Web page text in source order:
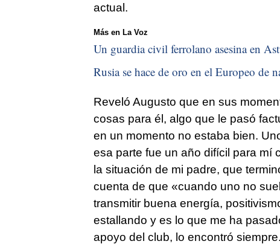
actual.
Más en La Voz
Un guardia civil ferrolano asesina en
Rusia se hace de oro en el Europeo de
Reveló Augusto que en sus
cosas para él, algo que le pasó
en un momento no estaba bien.
esa parte fue un año difícil para mí
la situación de mi padre, que
cuenta de que «cuando uno no
transmitir buena energía,
estallando y es lo que me ha
apoyo del club, lo encontró siempre.